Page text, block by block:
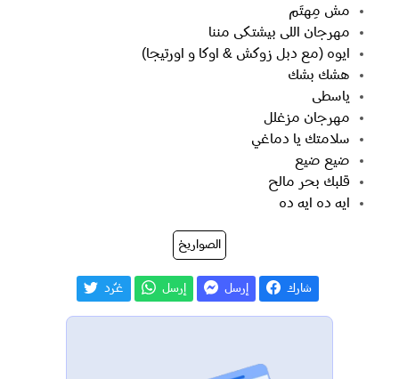
مش مِهتَم
مهرجان اللى بيشتكى مننا
ايوه (مع دبل زوكش & اوكا و اورتيجا)
هشك بشك
ياسطى
مهرجان مزغلل
سلامتك يا دماغي
ضيع ضيع
قلبك بحر مالح
ايه ده ايه ده
الصواريخ
شارك إرسل إرسل غـّرد